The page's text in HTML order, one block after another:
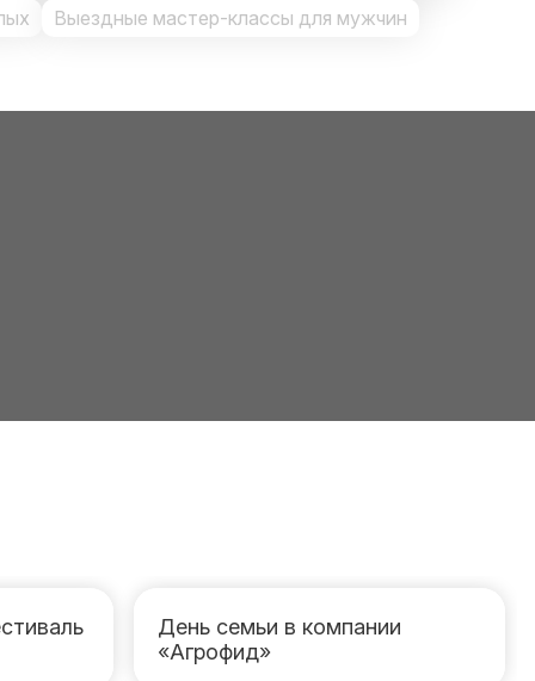
Выездные мастер-классы для мужчин
День семьи в компании
«Агрофид»